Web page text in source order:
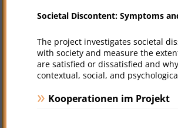
Societal Discontent: Symptoms
The project investigates societal
with society and measure the
are satisfied or dissatisfied and
contextual, social, and
Kooperationen im Projekt